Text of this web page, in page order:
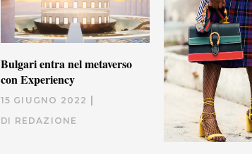
Bulgari entra nel metaverso
con Experiency
15 GIUGNO 2022
DI REDAZIONE